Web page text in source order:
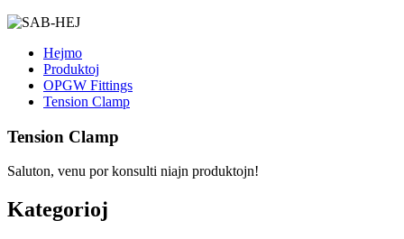
Hejmo
Produktoj
OPGW Fittings
Tension Clamp
Tension Clamp
Saluton, venu por konsulti niajn produktojn!
Kategorioj